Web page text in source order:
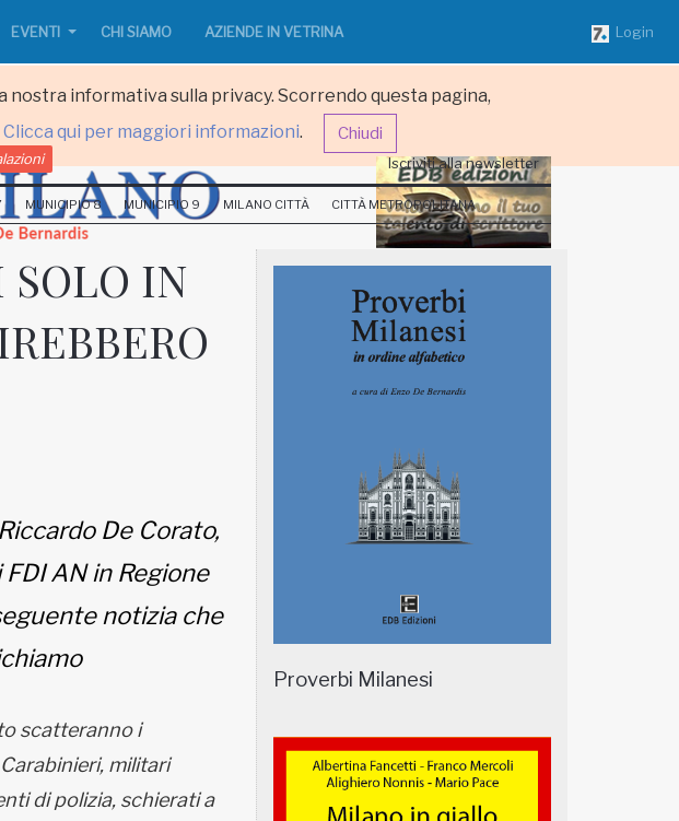
informativa sulla privacy. Scorrendo questa pagina,
Clicca qui per maggiori informazioni. Chiudi
EVENTI CHI SIAMO AZIENDE IN VETRINA Login
Iscriviti alla newsletter
MUNICIPIO 8 MUNICIPIO 9 MILANO CITTÀ CITTÀ METROPOLITANA
SOLO IN
De Corato,
AN in Regione
notizia che
scatteranno i
militari
di polizia, schierati a
Proverbi Milanesi